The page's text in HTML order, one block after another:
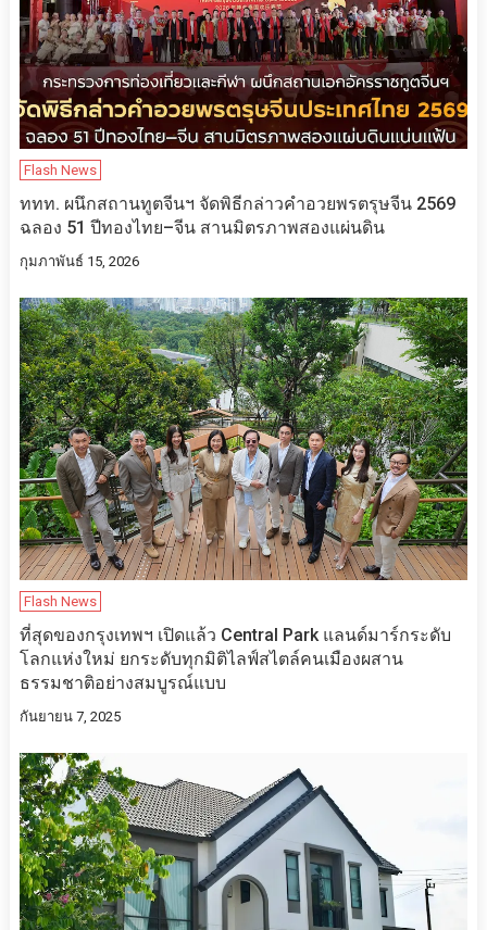
Flash News
ททท. ผนึกสถานทูตจีนฯ จัดพิธีกล่าวคำอวยพรตรุษจีน 2569
ฉลอง 51 ปีทองไทย–จีน สานมิตรภาพสองแผ่นดิน
กุมภาพันธ์ 15, 2026
Flash News
ที่สุดของกรุงเทพฯ เปิดแล้ว Central Park แลนด์มาร์กระดับ
โลกแห่งใหม่ ยกระดับทุกมิติไลฟ์สไตล์คนเมืองผสาน
ธรรมชาติอย่างสมบูรณ์แบบ
กันยายน 7, 2025